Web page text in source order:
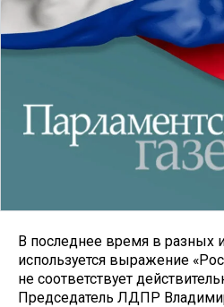
В последнее время в разных
используется выражение
не соответствует
Председатель ЛДПР